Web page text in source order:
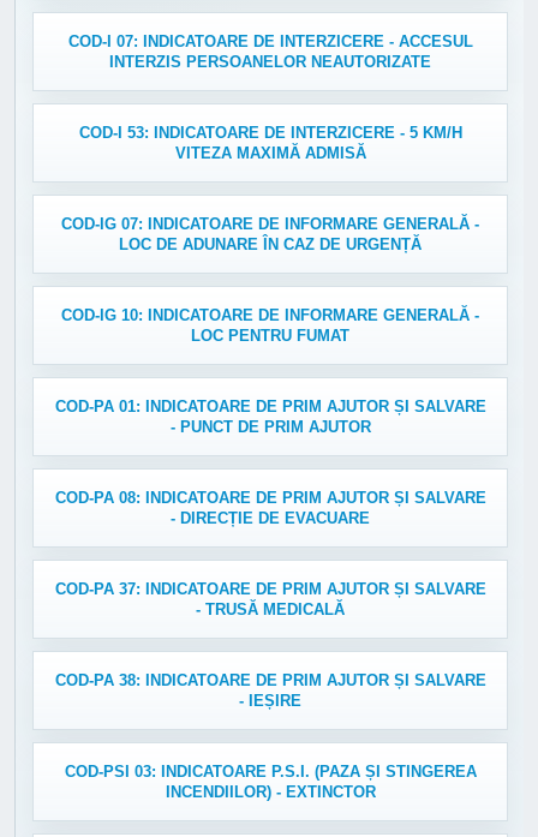
COD-I 07: INDICATOARE DE INTERZICERE - ACCESUL
INTERZIS PERSOANELOR NEAUTORIZATE
COD-I 53: INDICATOARE DE INTERZICERE - 5 KM/H
VITEZA MAXIMĂ ADMISĂ
COD-IG 07: INDICATOARE DE INFORMARE GENERALĂ -
LOC DE ADUNARE ÎN CAZ DE URGENȚĂ
COD-IG 10: INDICATOARE DE INFORMARE GENERALĂ -
LOC PENTRU FUMAT
COD-PA 01: INDICATOARE DE PRIM AJUTOR ȘI SALVARE
- PUNCT DE PRIM AJUTOR
COD-PA 08: INDICATOARE DE PRIM AJUTOR ȘI SALVARE
- DIRECȚIE DE EVACUARE
COD-PA 37: INDICATOARE DE PRIM AJUTOR ȘI SALVARE
- TRUSĂ MEDICALĂ
COD-PA 38: INDICATOARE DE PRIM AJUTOR ȘI SALVARE
- IEȘIRE
COD-PSI 03: INDICATOARE P.S.I. (PAZA ȘI STINGEREA
INCENDIILOR) - EXTINCTOR